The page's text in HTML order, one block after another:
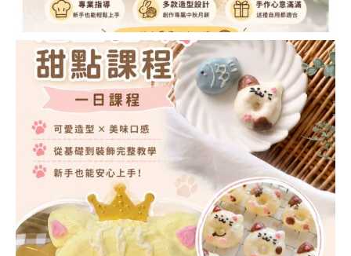
棒棒糖蛋糕講師證書
課程 (CAKE POP
INSTRUCTOR
COURSE)
日本和菓子 相關課程
【新版】日本和菓子
藝術講師證書課程
(NERIKIRI ART
INSTRUCTOR
MOCHI藝術®講師證
書課程(MOCHI ART
INSTRUCTOR